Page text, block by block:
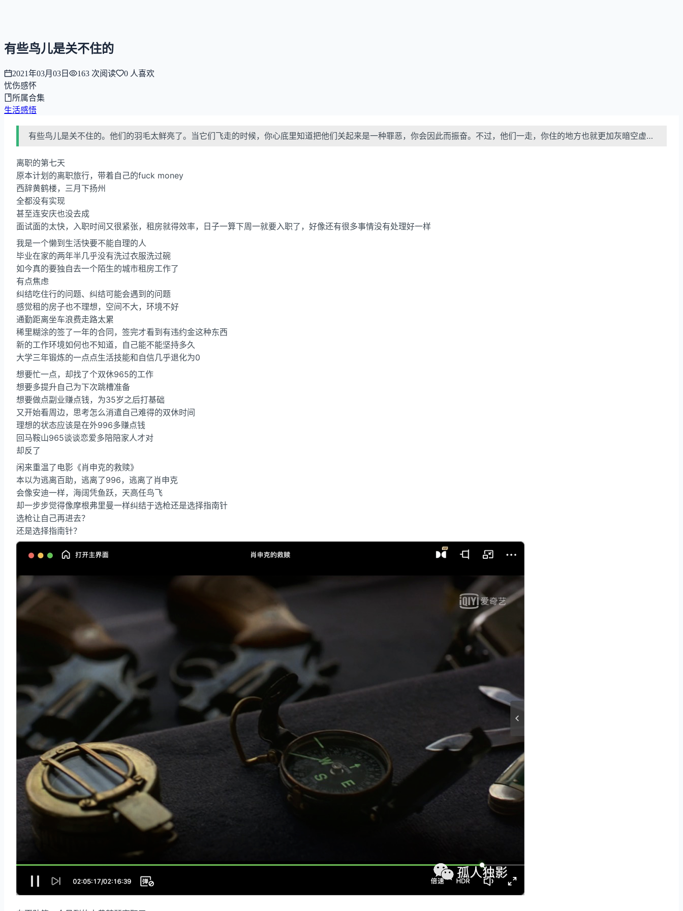
有些鸟儿是关不住的
2021年03月03日 163 次阅读 0 人喜欢
忧伤感怀
所属合集
生活感悟
有些鸟儿是关不住的。他们的羽毛太鲜亮了。当它们飞走的时候，你心底里知道把他们关起来是一种罪恶，你会因此而振奋。不过，他们一走，你住的地方也就更加灰暗空虚…
离职的第七天
原本计划的离职旅行，带着自己的fuck money
西辞黄鹤楼，三月下扬州
全都没有实现
甚至连安庆也没去成
面试面的太快，入职时间又很紧张，租房就得效率，日子一算下周一就要入职了，好像还有很多事情没有处理好一样
我是一个懒到生活快要不能自理的人
毕业在家的两年半几乎没有洗过衣服洗过碗
如今真的要独自去一个陌生的城市租房工作了
有点焦虑
纠结吃住行的问题、纠结可能会遇到的问题
感觉租的房子也不理想，空间不大，环境不好
通勤距离坐车浪费走路太累
稀里糊涂的签了一年的合同，签完才看到有违约金这种东西
新的工作环境如何也不知道，自己能不能坚持多久
大学三年锻炼的一点点生活技能和自信几乎退化为0
想要忙一点，却找了个双休965的工作
想要多提升自己为下次跳槽准备
想要做点副业赚点钱，为35岁之后打基础
又开始看周边，思考怎么消遣自己难得的双休时间
理想的状态应该是在外996多赚点钱
回马鞍山965谈谈恋爱多陪陪家人才对
却反了
闲来重温了电影《肖申克的救赎》
本以为逃离百助，逃离了996，逃离了肖申克
会像安迪一样，海阔凭鱼跃，天高任鸟飞
却一步步觉得像摩根弗里曼一样纠结于选枪还是选择指南针
选枪让自己再进去？
还是选择指南针？